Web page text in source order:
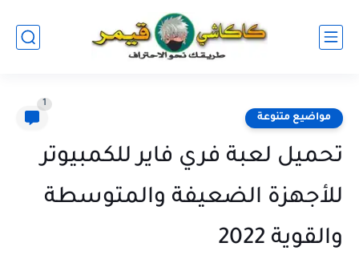
مواضيع متنوعة
1
تحميل لعبة فري فاير للكمبيوتر
للأجهزة الضعيفة والمتوسطة
والقوية 2022